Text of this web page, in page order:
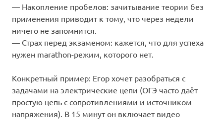
— Накопление пробелов: зачитывание теории без
применения приводит к тому, что через недели
ничего не запомнится.
— Страх перед экзаменом: кажется, что для успеха
нужен marathon-режим, которого нет.
Конкретный пример: Егор хочет разобраться с
задачами на электрические цепи (ОГЭ часто даёт
простую цепь с сопротивлениями и источником
напряжения). В 15 минут он включает видео